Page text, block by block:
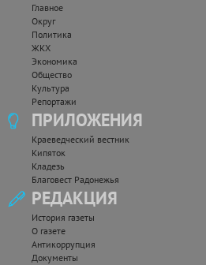
Главное
Округ
Политика
ЖКХ
Экономика
Общество
Культура
Репортажи
ПРИЛОЖЕНИЯ
Краеведческий вестник
Кипяток
Кладезь
Благовест Радонежья
РЕДАКЦИЯ
История газеты
О газете
Антикоррупция
Документы